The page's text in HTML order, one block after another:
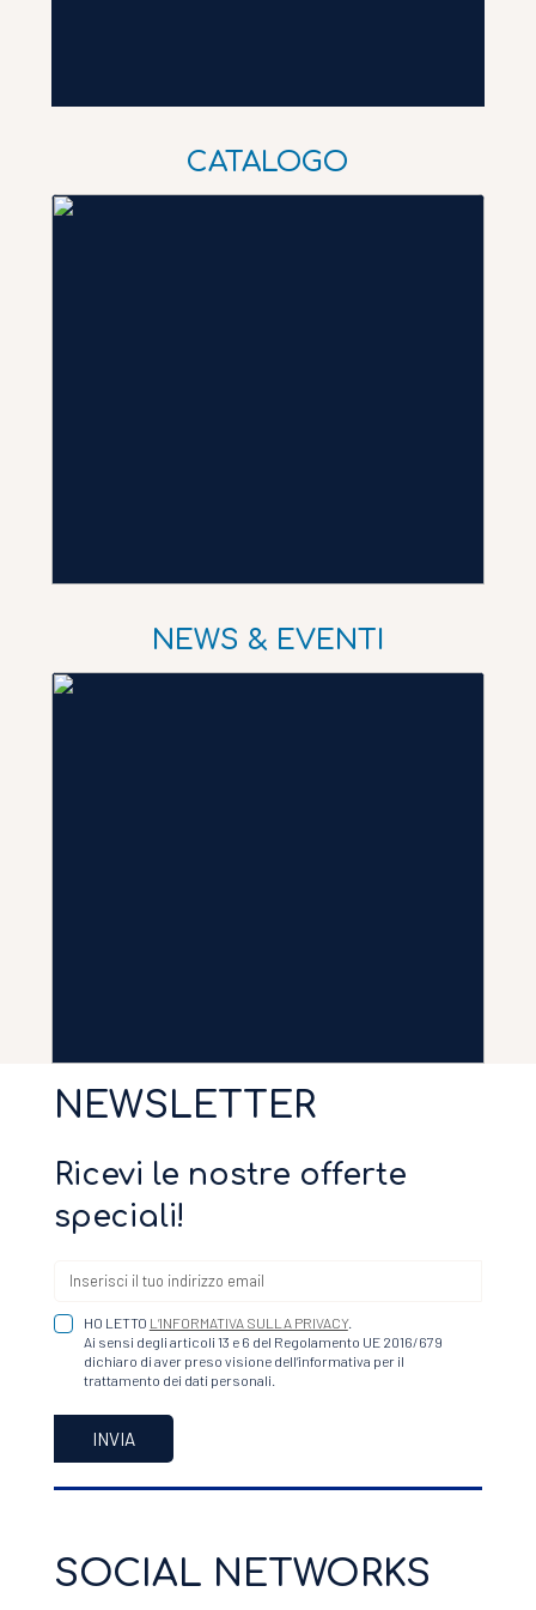
CATALOGO
NEWS & EVENTI
NEWSLETTER
Ricevi le nostre offerte
speciali!
HO LETTO L’INFORMATIVA SULLA PRIVACY.
Ai sensi degli articoli 13 e 6 del Regolamento UE 2016/679
dichiaro di aver preso visione dell’informativa per il
trattamento dei dati personali.
SOCIAL NETWORKS